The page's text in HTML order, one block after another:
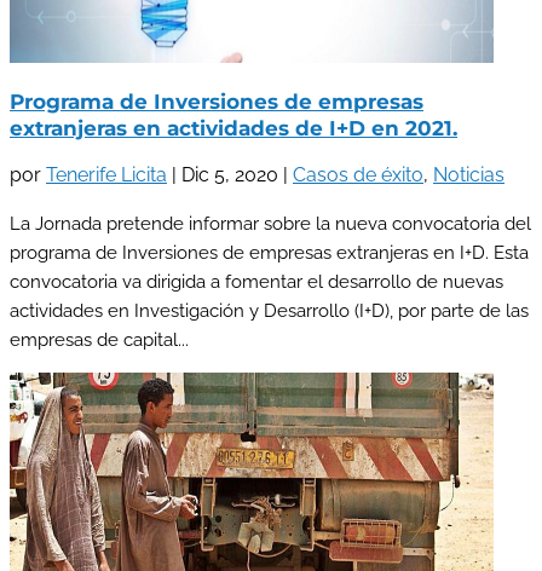
Programa de Inversiones de empresas
extranjeras en actividades de I+D en 2021.
por Tenerife Licita | Dic 5, 2020 | Casos de éxito, Noticias
La Jornada pretende informar sobre la nueva convocatoria del
programa de Inversiones de empresas extranjeras en I+D. Esta
convocatoria va dirigida a fomentar el desarrollo de nuevas
actividades en Investigación y Desarrollo (I+D), por parte de las
empresas de capital...